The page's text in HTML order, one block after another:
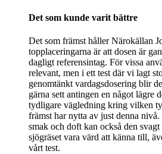
Det som kunde varit bättre
Det som främst håller Närokällan
topplaceringarna är att dosen är
dagligt referensintag. För vissa
relevant, men i ett test där vi lagt
genomtänkt vardagsdosering blir
gärna sett antingen en något lägre
tydligare vägledning kring vilken
främst har nytta av just denna
smak och doft kan också den
sjögräset vara värd att känna till,
vårt test.